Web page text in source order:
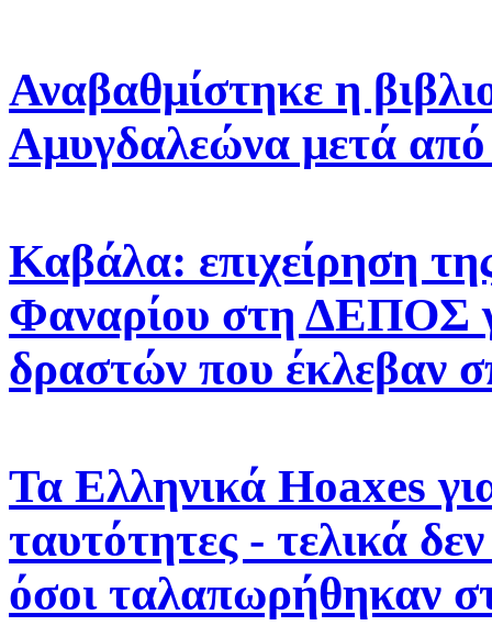
Αναβαθμίστηκε η
Αμυγδαλεώνα μετά
Καβάλα: επιχείρηση
Φαναρίου στη ΔΕΠΟΣ
δραστών που έκλεβαν
Τα Ελληνικά Hoaxes
ταυτότητες - τελικά
όσοι ταλαπωρήθηκαν